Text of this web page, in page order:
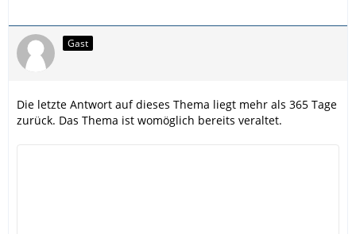
Gast
Die letzte Antwort auf dieses Thema liegt mehr als 365 Tage
zurück. Das Thema ist womöglich bereits veraltet.